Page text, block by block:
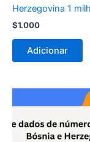
Herzegovina 1
$1.000
Adicionar